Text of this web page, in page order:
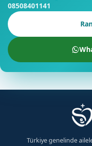
08508401141
Türkiye genelinde